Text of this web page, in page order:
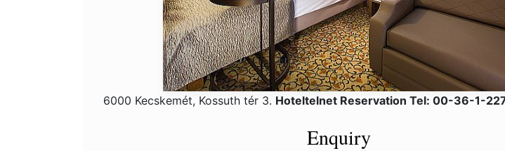
6000 Kecskemét, Kossuth tér 3. Hoteltelnet Reservation Tel: 00-36-1-
Enquiry